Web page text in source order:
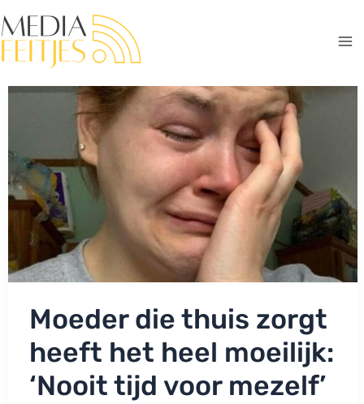
naar
de
Moeder die thuis zorgt
heeft het heel moeilijk:
‘Nooit tijd voor mezelf’